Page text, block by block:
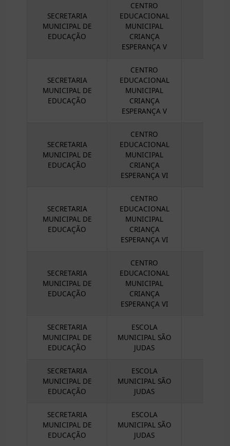
SECRETARIA
MUNICIPAL DE
EDUCAÇÃO
CENTRO
EDUCACIONAL
MUNICIPAL
CRIANÇA
ESPERANÇA V
SECRETARIA
MUNICIPAL DE
EDUCAÇÃO
CENTRO
EDUCACIONAL
MUNICIPAL
CRIANÇA
ESPERANÇA V
SECRETARIA
MUNICIPAL DE
EDUCAÇÃO
CENTRO
EDUCACIONAL
MUNICIPAL
CRIANÇA
ESPERANÇA VI
SECRETARIA
MUNICIPAL DE
EDUCAÇÃO
CENTRO
EDUCACIONAL
MUNICIPAL
CRIANÇA
ESPERANÇA VI
SECRETARIA
MUNICIPAL DE
EDUCAÇÃO
CENTRO
EDUCACIONAL
MUNICIPAL
CRIANÇA
ESPERANÇA VI
SECRETARIA
MUNICIPAL DE
EDUCAÇÃO
ESCOLA
MUNICIPAL SÃO
JUDAS
SECRETARIA
MUNICIPAL DE
EDUCAÇÃO
ESCOLA
MUNICIPAL SÃO
JUDAS
SECRETARIA
MUNICIPAL DE
EDUCAÇÃO
ESCOLA
MUNICIPAL SÃO
JUDAS